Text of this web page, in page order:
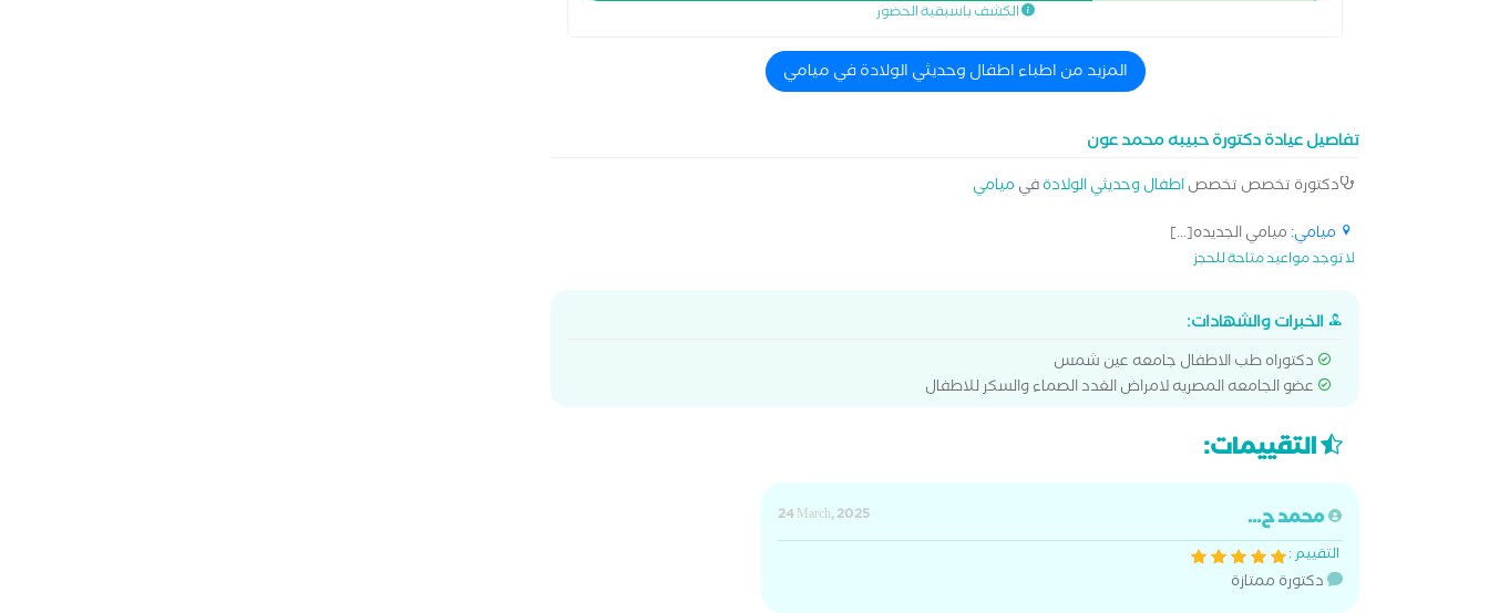
الكشف باسبقية الحضور
المزيد من اطباء اطفال وحديثي الولادة في ميامي
تفاصيل عيادة دكتورة حبيبه محمد عون
دكتورة تخصص تخصصاطفال وحديثي الولادةفي ميامي
ميامي: ميامي الجديده[...]
لا توجد مواعيد متاحة للحجز
الخبرات والشهادات:
دكتوراه طب الاطفال جامعه عين شمس
عضو الجامعه المصريه لامراض الغدد الصماء والسكر للاطفال
التقييمات:
محمد ح...
24 March, 2025
التقييم :
دكتورة ممتازة